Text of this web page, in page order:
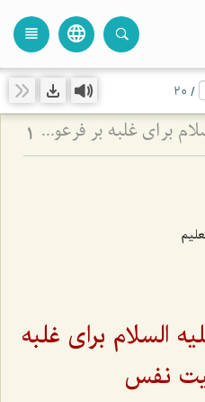
language
view_headline
/
20
دستور امام صادق علیه السلام برای غلبه بر فرعونیت نفس 1
السلام برای غلبه
نفس